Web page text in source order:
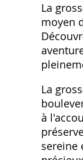
La
moyen
La
à
sereine